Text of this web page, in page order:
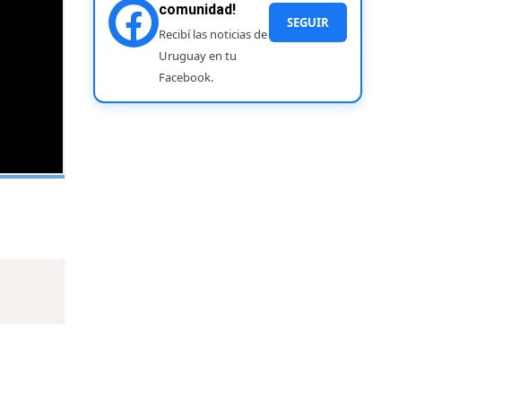
comunidad!
Recibí las noticias de
Uruguay en tu
Facebook.
SEGUIR